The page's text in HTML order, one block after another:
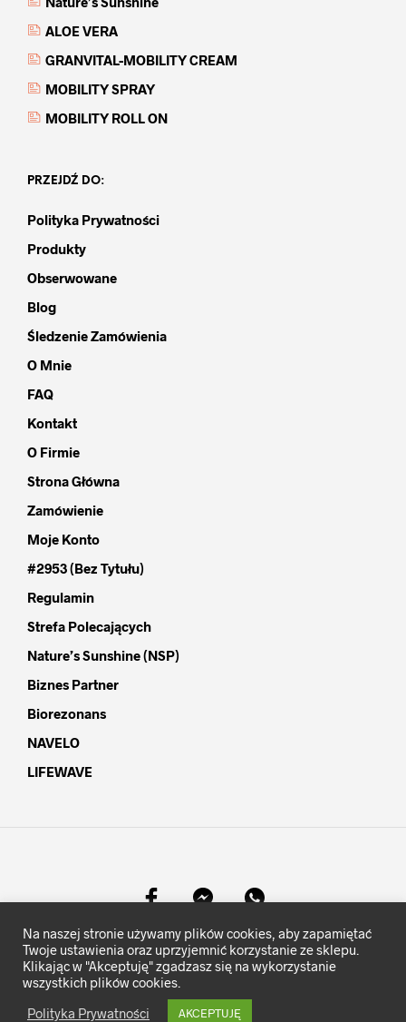
ALOE VERA
GRANVITAL-MOBILITY CREAM
MOBILITY SPRAY
MOBILITY ROLL ON
PRZEJDŹ DO:
Polityka Prywatności
Produkty
Obserwowane
Blog
Śledzenie Zamówienia
O Mnie
FAQ
Kontakt
O Firmie
Strona Główna
Zamówienie
Moje Konto
#2953 (bez Tytułu)
Regulamin
Strefa Polecających
Nature’s Sunshine (NSP)
Biznes Partner
Biorezonans
NAVELO
LIFEWAVE
© MocKomfortu.pl- Wszelkie prawa zastrzeżone.
Na naszej stronie używamy plików cookies, aby zapamiętać
Twoje ustawienia oraz uprzyjemnić korzystanie ze sklepu.
Klikając w "Akceptuję" zgadzasz się na wykorzystanie
wszystkich plików cookies.
Polityka Prywatności
AKCEPTUJĘ